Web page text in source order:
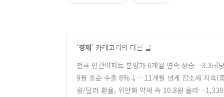
'경제' 카테고리의 다른 글
전국 민간아파트 분양가 6개월 연속 상승…3.3㎡
9월 초순 수출 8%↓…11개월 넘게 감소세 지속(
원/달러 환율, 위안화 약세 속 10.8원 올라